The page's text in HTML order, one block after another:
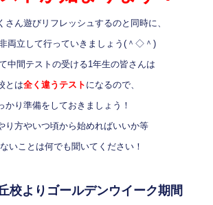
さん遊びリフレッシュするのと同時に、
両立して行っていきましょう(＾◇＾)
中間テストの受ける1年生の皆さんは
とは全く違うテスト になるので、
かり準備をしておきましょう！
り方やいつ頃から始めればいいか等
いことは何でも聞いてください！
校よりゴールデンウイーク期間